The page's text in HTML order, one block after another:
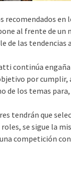
recomendados
al frente de
de las tendencias
continúa
por cumplir,
de los temas
tendrán que
se sigue la
competición